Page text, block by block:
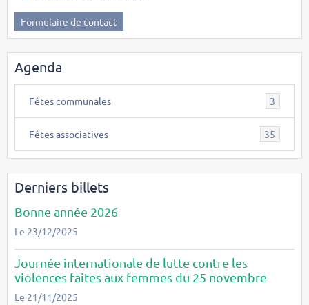
Formulaire de contact
Agenda
Fêtes communales 3
Fêtes associatives 35
Derniers billets
Bonne année 2026
Le 23/12/2025
Journée internationale de lutte contre les
violences faites aux femmes du 25 novembre
Le 21/11/2025